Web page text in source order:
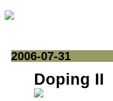
2006-07-31
Doping II